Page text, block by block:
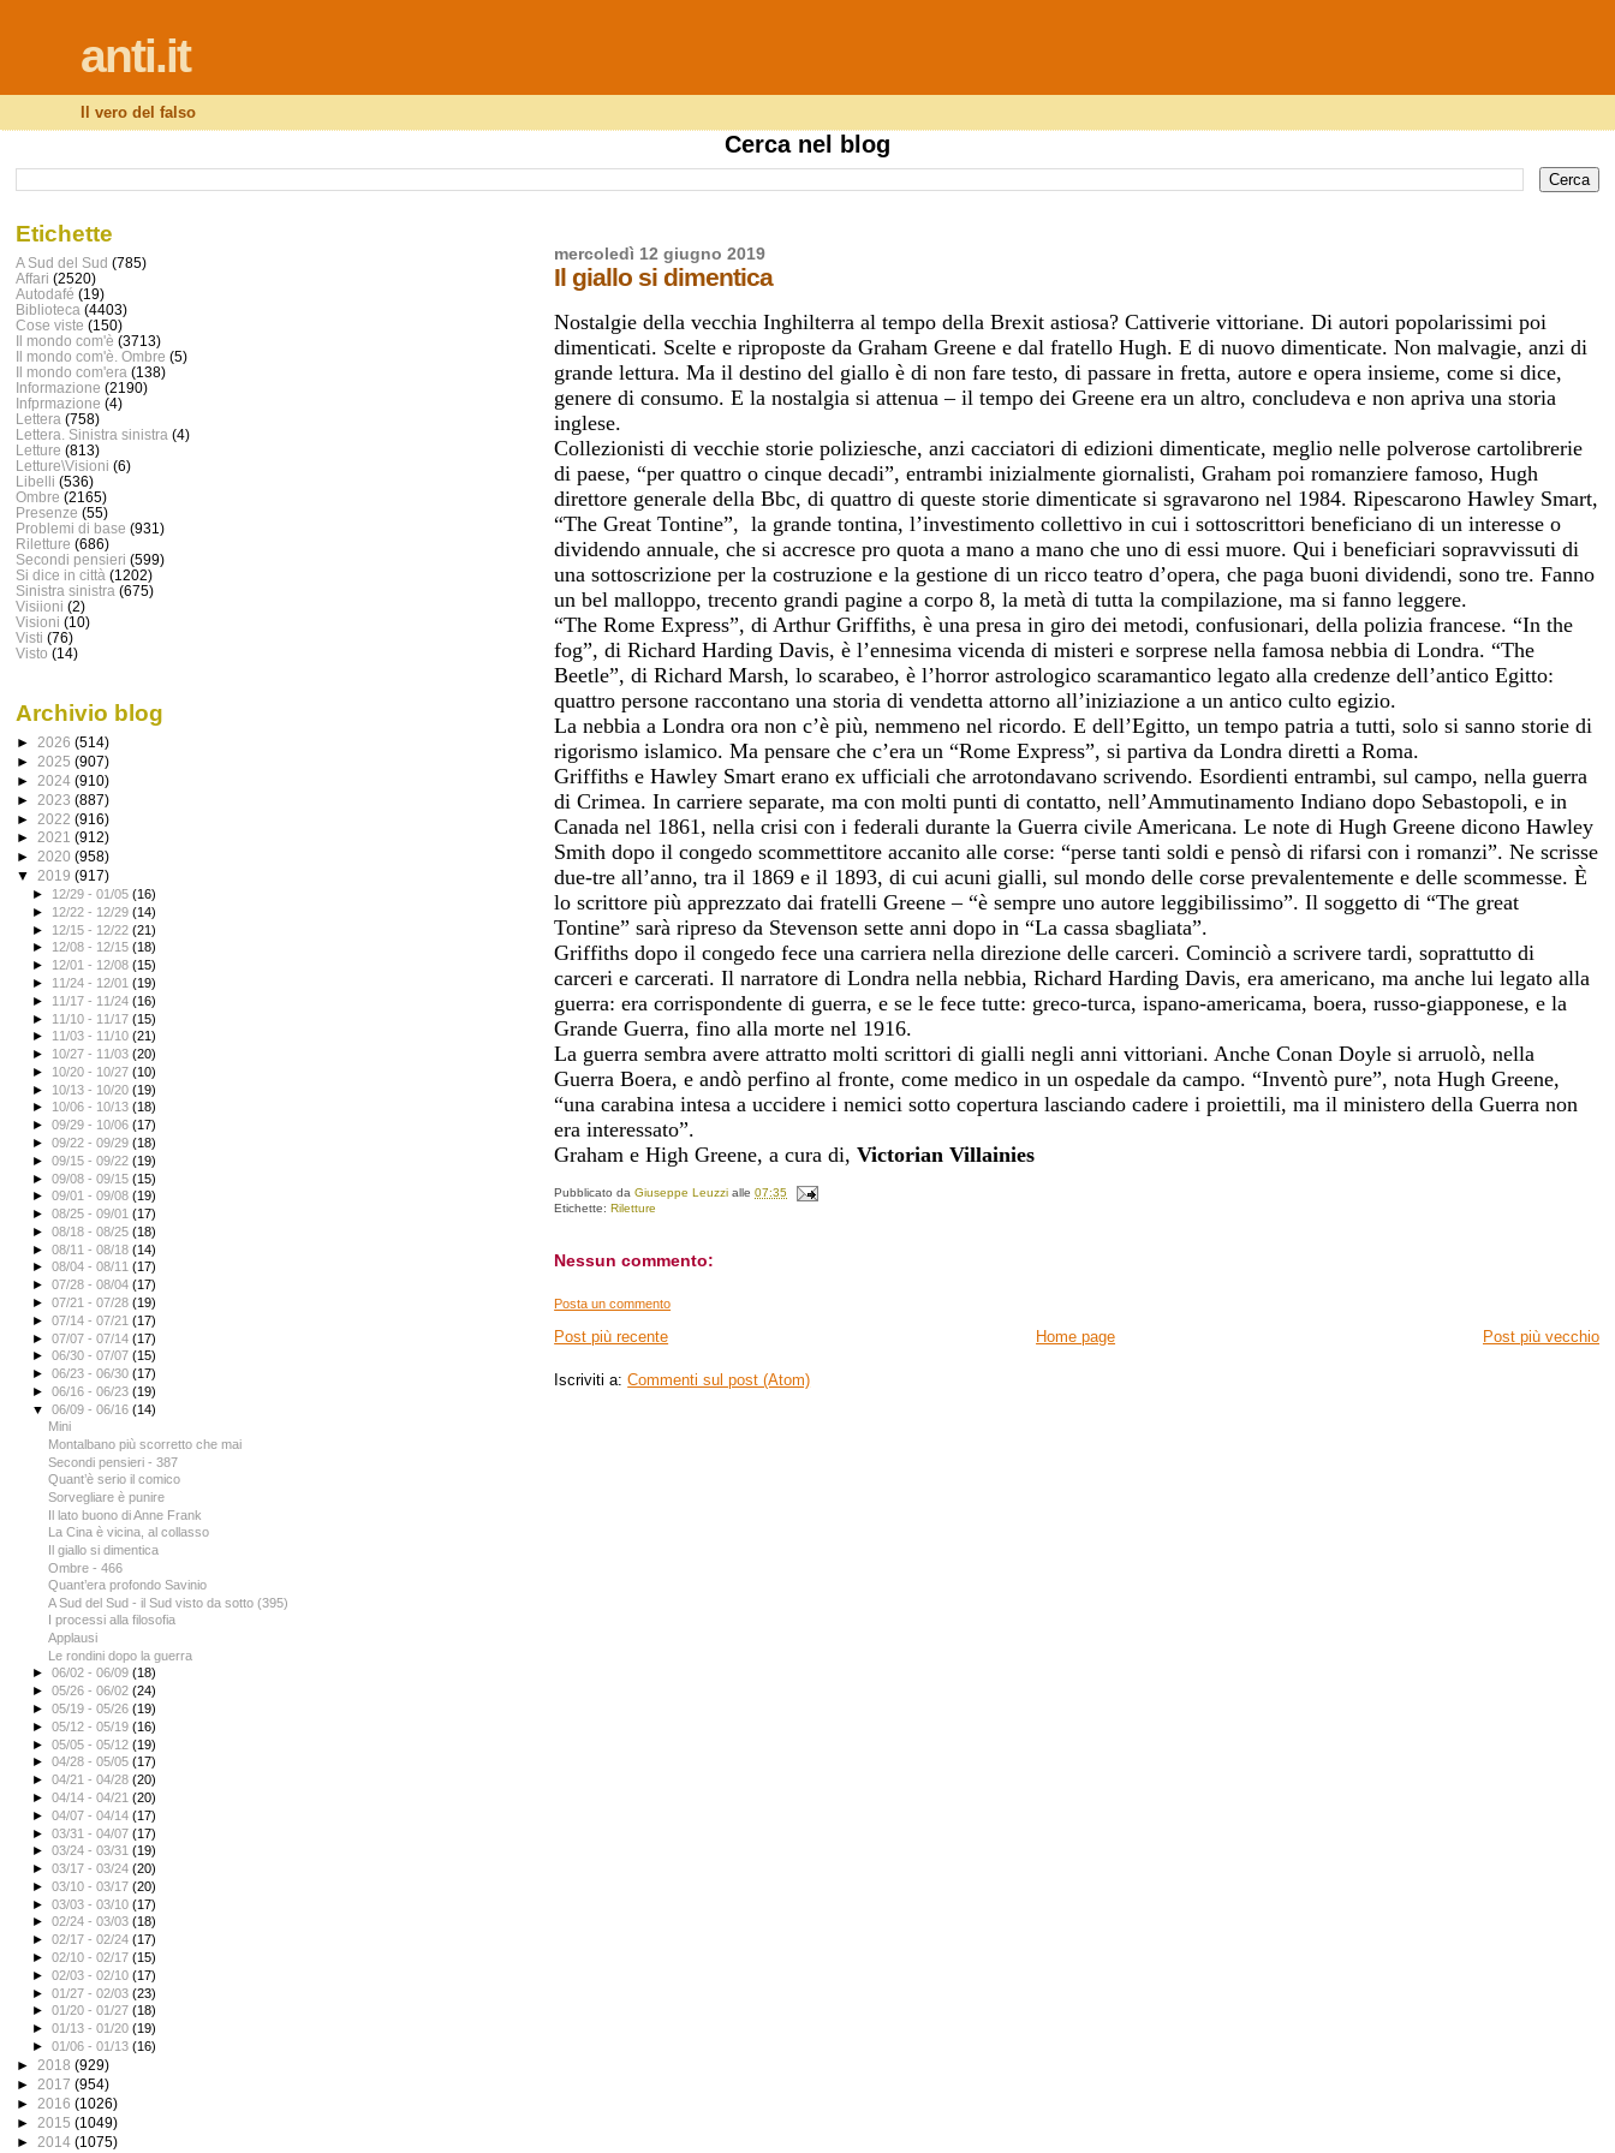
anti.it
Il vero del falso
Cerca nel blog
mercoledì 12 giugno 2019
Il giallo si dimentica
Nostalgie della vecchia Inghilterra al tempo della Brexit astiosa? Cattiverie vittoriane. Di autori popolarissimi poi
dimenticati. Scelte e riproposte da Graham Greene e dal fratello Hugh. E di nuovo dimenticate. Non malvagie, anzi di
grande lettura. Ma il destino del giallo è di non fare testo, di passare in fretta, autore e opera insieme, come si dice,
genere di consumo. E la nostalgia si attenua – il tempo dei Greene era un altro, concludeva e non apriva una storia
inglese.
Collezionisti di vecchie storie poliziesche, anzi cacciatori di edizioni dimenticate, meglio nelle polverose cartolibrerie
di paese, “per quattro o cinque decadi”, entrambi inizialmente giornalisti, Graham poi romanziere famoso, Hugh
direttore generale della Bbc, di quattro di queste storie dimenticate si sgravarono nel 1984. Ripescarono Hawley Smart,
“The Great Tontine”,
la grande tontina, l’investimento collettivo in cui i sottoscrittori beneficiano di un interesse o
dividendo annuale, che si accresce pro quota a mano a mano che uno di essi muore. Qui i beneficiari sopravvissuti di
una sottoscrizione per la costruzione e la gestione di un ricco teatro d’opera, che paga buoni dividendi, sono tre. Fanno
un bel malloppo, trecento grandi pagine a corpo 8, la metà di tutta la compilazione, ma si fanno leggere.
“The Rome Express”, di Arthur Griffiths, è una presa in giro dei metodi, confusionari, della polizia francese. “In the
fog”, di Richard Harding Davis, è l’ennesima vicenda di misteri e sorprese nella famosa nebbia di Londra. “The
Beetle”, di Richard Marsh, lo scarabeo, è l’horror astrologico scaramantico legato alla credenze dell’antico Egitto:
quattro persone raccontano una storia di vendetta attorno all’iniziazione a un antico culto egizio.
La nebbia a Londra ora non c’è più, nemmeno nel ricordo. E dell’Egitto, un tempo patria a tutti, solo si sanno storie di
rigorismo islamico. Ma pensare che c’era un “Rome Express”, si partiva da Londra diretti a Roma.
Griffiths e Hawley Smart erano ex ufficiali che arrotondavano scrivendo. Esordienti entrambi, sul campo, nella guerra
di Crimea. In carriere separate, ma con molti punti di contatto, nell’Ammutinamento Indiano dopo Sebastopoli, e in
Canada nel 1861, nella crisi con i federali durante la Guerra civile Americana. Le note di Hugh Greene dicono Hawley
Smith dopo il congedo scommettitore accanito alle corse: “perse tanti soldi e pensò di rifarsi con i romanzi”. Ne scrisse
due-tre all’anno, tra il 1869 e il 1893, di cui acuni gialli, sul mondo delle corse prevalentemente e delle scommesse. È
lo scrittore più apprezzato dai fratelli Greene – “è sempre uno autore leggibilissimo”. Il soggetto di “The great
Tontine” sarà ripreso da Stevenson sette anni dopo in “La cassa sbagliata”.
Griffiths dopo il congedo fece una carriera nella direzione delle carceri. Cominciò a scrivere tardi, soprattutto di
carceri e carcerati. Il narratore di Londra nella nebbia, Richard Harding Davis, era americano, ma anche lui legato alla
guerra: era corrispondente di guerra, e se le fece tutte: greco-turca, ispano-americama, boera, russo-giapponese, e la
Grande Guerra, fino alla morte nel 1916.
La guerra sembra avere attratto molti scrittori di gialli negli anni vittoriani. Anche Conan Doyle si arruolò, nella
Guerra Boera, e andò perfino al fronte, come medico in un ospedale da campo. “Inventò pure”, nota Hugh Greene,
“una carabina intesa a uccidere i nemici sotto copertura lasciando cadere i proiettili, ma il ministero della Guerra non
era interessato”.
Graham e High Greene, a cura di,Victorian Villainies
Pubblicato daGiuseppe Leuzzi alle07:35
Etichette:Riletture
Nessun commento:
Posta un commento
Post più recente Post più vecchio
Home page
Iscriviti a:Commenti sul post (Atom)
Etichette
A Sud del Sud (785)
Affari (2520)
Autodafé (19)
Biblioteca (4403)
Cose viste (150)
Il mondo com'è (3713)
Il mondo com'è. Ombre (5)
Il mondo com'era (138)
Informazione (2190)
Infprmazione (4)
Lettera (758)
Lettera. Sinistra sinistra (4)
Letture (813)
Letture\Visioni (6)
Libelli (536)
Ombre (2165)
Presenze (55)
Problemi di base (931)
Riletture (686)
Secondi pensieri (599)
Si dice in città (1202)
Sinistra sinistra (675)
Visiioni (2)
Visioni (10)
Visti (76)
Visto (14)
Archivio blog
► 2026 (514)
► 2025 (907)
► 2024 (910)
► 2023 (887)
► 2022 (916)
► 2021 (912)
► 2020 (958)
▼ 2019 (917)
► 12/29 - 01/05(16)
► 12/22 - 12/29(14)
► 12/15 - 12/22(21)
► 12/08 - 12/15(18)
► 12/01 - 12/08(15)
► 11/24 - 12/01(19)
► 11/17 - 11/24(16)
► 11/10 - 11/17(15)
► 11/03 - 11/10(21)
► 10/27 - 11/03(20)
► 10/20 - 10/27(10)
► 10/13 - 10/20(19)
► 10/06 - 10/13(18)
►09/29 - 10/06(17)
►09/22 - 09/29(18)
►09/15 - 09/22(19)
►09/08 - 09/15(15)
►09/01 - 09/08(19)
►08/25 - 09/01(17)
►08/18 - 08/25(18)
►08/11 - 08/18(14)
►08/04 - 08/11(17)
►07/28 - 08/04(17)
►07/21 - 07/28(19)
►07/14 - 07/21(17)
►07/07 - 07/14(17)
►06/30 - 07/07(15)
►06/23 - 06/30(17)
►06/16 - 06/23(19)
▼06/09 - 06/16(14)
Mini
Montalbano più scorretto che mai
Secondi pensieri - 387
Quant’è serio il comico
Sorvegliare è punire
Il lato buono di Anne Frank
La Cina è vicina, al collasso
Il giallo si dimentica
Ombre - 466
Quant’era profondo Savinio
A Sud del Sud - il Sud visto da sotto (395)
I processi alla filosofia
Applausi
Le rondini dopo la guerra
►06/02 - 06/09(18)
►05/26 - 06/02(24)
►05/19 - 05/26(19)
►05/12 - 05/19(16)
►05/05 - 05/12(19)
►04/28 - 05/05(17)
►04/21 - 04/28(20)
►04/14 - 04/21(20)
►04/07 - 04/14(17)
►03/31 - 04/07(17)
►03/24 - 03/31(19)
►03/17 - 03/24(20)
►03/10 - 03/17(20)
►03/03 - 03/10(17)
►02/24 - 03/03(18)
►02/17 - 02/24(17)
►02/10 - 02/17(15)
►02/03 - 02/10(17)
►01/27 - 02/03(23)
►01/20 - 01/27(18)
►01/13 - 01/20(19)
►01/06 - 01/13(16)
► 2018 (929)
► 2017 (954)
► 2016 (1026)
► 2015 (1049)
► 2014 (1075)